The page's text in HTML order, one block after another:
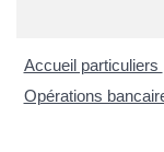
Accueil particuliers
Opérations